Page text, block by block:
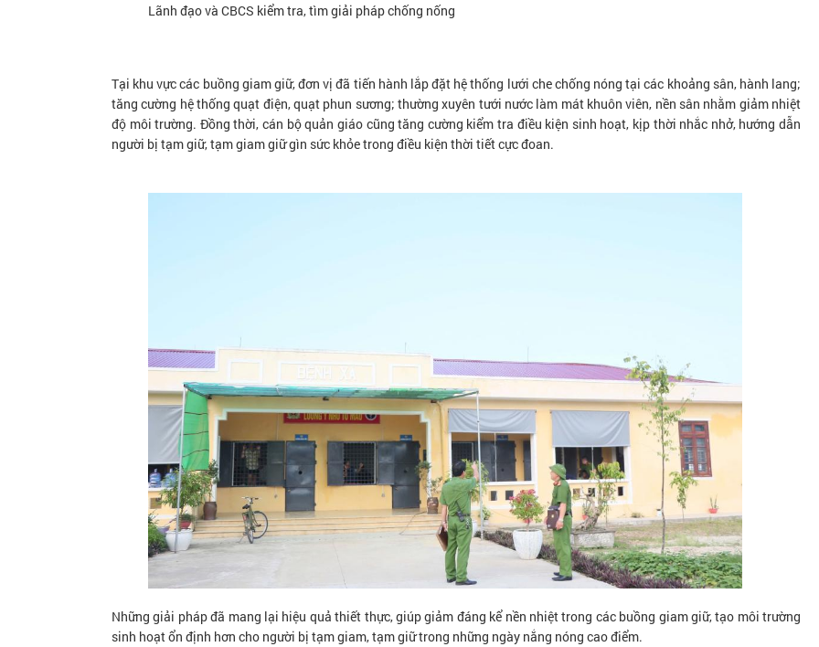
Lãnh đạo và CBCS kiểm tra, tìm giải pháp chống nống
Tại khu vực các buồng giam giữ, đơn vị đã tiến hành lắp đặt hệ thống lưới che chống nóng tại các khoảng sân, hành lang;
tăng cường hệ thống quạt điện, quạt phun sương; thường xuyên tưới nước làm mát khuôn viên, nền sân nhằm giảm nhiệt
độ môi trường. Đồng thời, cán bộ quản giáo cũng tăng cường kiểm tra điều kiện sinh hoạt, kịp thời nhắc nhở, hướng dẫn
người bị tạm giữ, tạm giam giữ gìn sức khỏe trong điều kiện thời tiết cực đoan.
Những giải pháp đã mang lại hiệu quả thiết thực, giúp giảm đáng kể nền nhiệt trong các buồng giam giữ, tạo môi trường
sinh hoạt ổn định hơn cho người bị tạm giam, tạm giữ trong những ngày nắng nóng cao điểm.